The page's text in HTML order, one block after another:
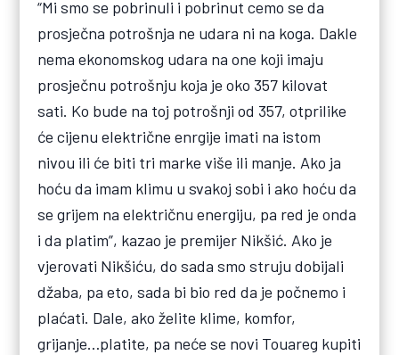
“Mi smo se pobrinuli i pobrinut cemo se da
prosječna potrošnja ne udara ni na koga. Dakle
nema ekonomskog udara na one koji imaju
prosječnu potrošnju koja je oko 357 kilovat
sati. Ko bude na toj potrošnji od 357, otprilike
će cijenu električne enrgije imati na istom
nivou ili će biti tri marke više ili manje. Ako ja
hoću da imam klimu u svakoj sobi i ako hoću da
se grijem na električnu energiju, pa red je onda
i da platim”, kazao je premijer Nikšić. Ako je
vjerovati Nikšiću, do sada smo struju dobijali
džaba, pa eto, sada bi bio red da je počnemo i
plaćati. Dale, ako želite klime, komfor,
grijanje…platite, pa neće se novi Touareg kupiti